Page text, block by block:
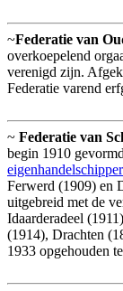
~Federatie van
overkoepelend
verenigd zijn.
Federatie varend
~ Federatie van
begin 1910
Ferwerd (1909) en
uitgebreid met de
Idaarderadeel
(1914), Drachten
1933 opgehouden